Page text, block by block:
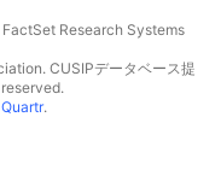
Research Systems
CUSIPデータベース提
Quartr.